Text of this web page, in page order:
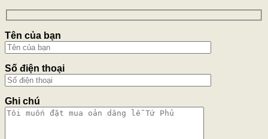
Tên của bạn
Số điện thoại
Ghi chú